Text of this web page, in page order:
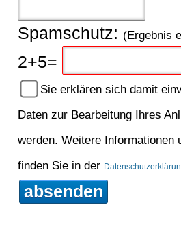
Spamschutz: (Ergebnis
2+5=
Sie erklären sich damit
Daten zur Bearbeitung Ihres
werden. Weitere Informationen
finden Sie in der
absenden